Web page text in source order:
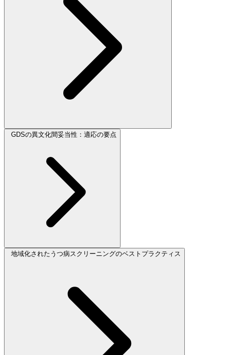
GDSの異文化間妥当性：適応の要点
地域化されたうつ病スクリーニングのベストプラクティス